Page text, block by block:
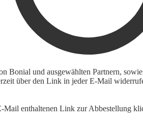
Bonial und ausgewählten Partnern,
über den Link in jeder E-Mail
Mail enthaltenen Link zur Abbestellung